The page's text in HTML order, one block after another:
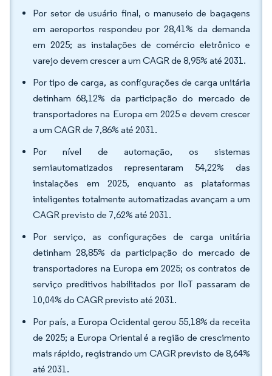
Por setor de usuário final, o manuseio de bagagens
em aeroportos respondeu por 28,41% da demanda
em 2025; as instalações de comércio eletrônico e
varejo devem crescer a um CAGR de 8,95% até 2031.
Por tipo de carga, as configurações de carga unitária
detinham 68,12% da participação do mercado de
transportadores na Europa em 2025 e devem crescer
a um CAGR de 7,86% até 2031.
Por nível de automação, os sistemas
semiautomatizados representaram 54,22% das
instalações em 2025, enquanto as plataformas
inteligentes totalmente automatizadas avançam a um
CAGR previsto de 7,62% até 2031.
Por serviço, as configurações de carga unitária
detinham 28,85% da participação do mercado de
transportadores na Europa em 2025; os contratos de
serviço preditivos habilitados por IIoT passaram de
10,04% do CAGR previsto até 2031.
Por país, a Europa Ocidental gerou 55,18% da receita
de 2025; a Europa Oriental é a região de crescimento
mais rápido, registrando um CAGR previsto de 8,64%
até 2031.